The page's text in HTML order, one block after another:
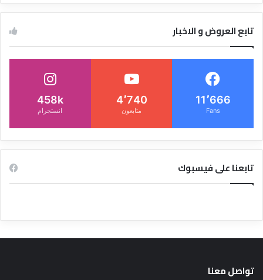
تابع العروض و الاخبار
11٬666
Fans
4٬740
متابعون
458k
انستجرام
تابعنا على فيسبوك
تواصل معنا